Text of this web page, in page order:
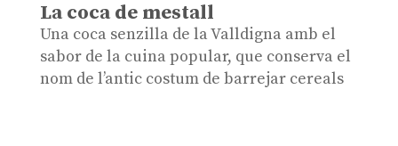
La coca de mestall
Una coca senzilla de la Valldigna amb el
sabor de la cuina popular, que conserva el
nom de l’antic costum de barrejar cereals